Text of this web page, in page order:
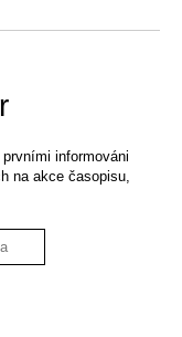
informováni
na akce časopisu,